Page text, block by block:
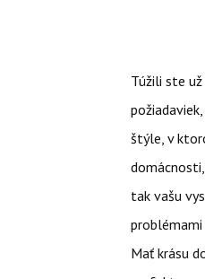
Túžili ste
štýle, v
tak vašu
Mať krásu